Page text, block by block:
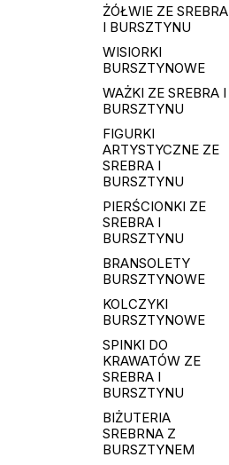
ŻÓŁWIE ZE SREBRA
I BURSZTYNU
WISIORKI
BURSZTYNOWE
WAŻKI ZE SREBRA I
BURSZTYNU
FIGURKI
ARTYSTYCZNE ZE
SREBRA I
BURSZTYNU
PIERŚCIONKI ZE
SREBRA I
BURSZTYNU
BRANSOLETY
BURSZTYNOWE
KOLCZYKI
BURSZTYNOWE
SPINKI DO
KRAWATÓW ZE
SREBRA I
BURSZTYNU
BIŻUTERIA
SREBRNA Z
BURSZTYNEM